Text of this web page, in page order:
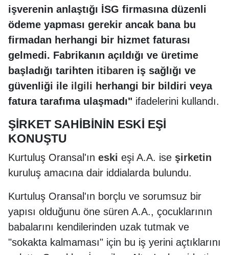
işverenin anlaştığı İSG firmasına düzenli
ödeme yapması gerekir ancak bana bu
firmadan herhangi bir hizmet faturası
gelmedi. Fabrikanın açıldığı ve üretime
başladığı tarihten itibaren iş sağlığı ve
güvenliği ile ilgili herhangi bir bildiri veya
fatura tarafıma ulaşmadı" ifadelerini kullandı.
ŞİRKET SAHİBİNİN ESKİ EŞİ
KONUŞTU
Kurtuluş Oransal'ın eski eşi A.A. ise şirketin
kuruluş amacına dair iddialarda bulundu.
Kurtuluş Oransal'ın borçlu ve sorumsuz bir
yapısı olduğunu öne süren A.A., çocuklarının
babalarını kendilerinden uzak tutmak ve
"sokakta kalmaması" için bu iş yerini açtıklarını